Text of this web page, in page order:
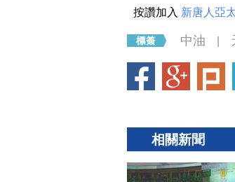
按讚加入 新唐人亞
中油
相關新聞